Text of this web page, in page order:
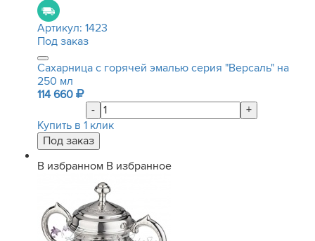
Артикул: 1423
Под заказ
Сахарница с горячей эмалью серия "Версаль" на
250 мл
114 660
-
+
Купить в 1 клик
В избранном В избранное